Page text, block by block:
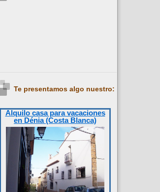
Te presentamos algo nuestro:
Alquilo casa para vacaciones
en Dénia (Costa Blanca)